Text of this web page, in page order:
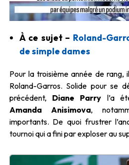
À ce sujet – Roland-
de simple dames
Pour la troisième année de rang,
Roland-Garros. Solide pour se
précédent, Diane Parry l’a
Amanda Anisimova,
importants. De quoi frustrer
tournoi qui a fini par exploser au